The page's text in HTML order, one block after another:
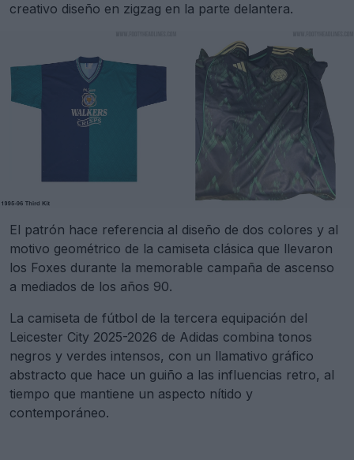
creativo diseño en zigzag en la parte delantera.
El patrón hace referencia al diseño de dos colores y al
motivo geométrico de la camiseta clásica que llevaron
los Foxes durante la memorable campaña de ascenso
a mediados de los años 90.
La camiseta de fútbol de la tercera equipación del
Leicester City 2025-2026 de Adidas combina tonos
negros y verdes intensos, con un llamativo gráfico
abstracto que hace un guiño a las influencias retro, al
tiempo que mantiene un aspecto nítido y
contemporáneo.